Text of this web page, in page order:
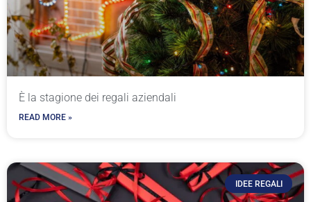
È la stagione dei regali aziendali
READ MORE »
IDEE REGALI